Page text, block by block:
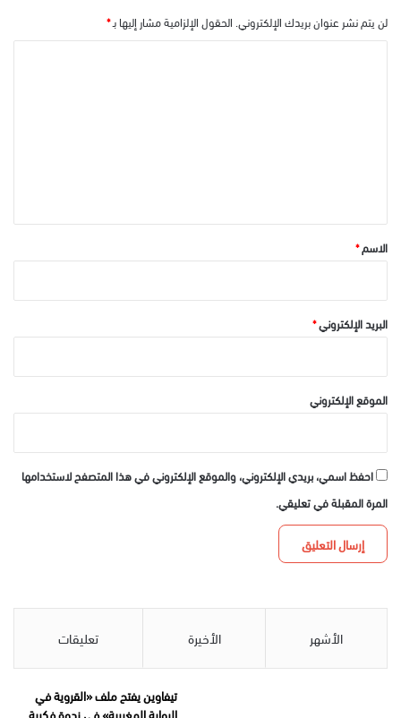
لن يتم نشر عنوان بريدك الإلكتروني. الحقول الإلزامية مشار إليها بـ*
*الاسم*
البريد الإلكتروني*
الموقع الإلكتروني
احفظ اسمي، بريدي الإلكتروني، والموقع الإلكتروني في هذا المتصفح لاستخدامها
المرة المقبلة في تعليقي.
الأشهر الأخيرة تعليقات
تيفاوين يفتح ملف «القروية في